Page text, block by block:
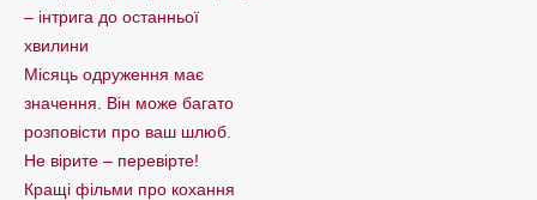
– інтрига до останньої
хвилини
Місяць одруження має
значення. Він може багато
розповісти про ваш шлюб.
Не вірите – перевірте!
Кращі фільми про кохання